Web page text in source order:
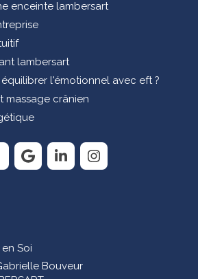
enceinte lambersart
lambersart
équilibrer l'émotionnel avec eft ?
massage crânien
Soi
Bouveur